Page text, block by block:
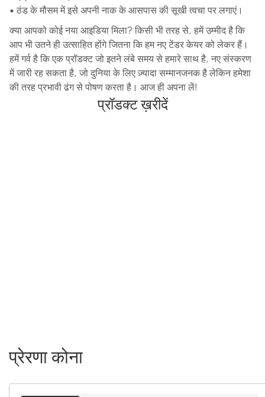
• ठंड के मौसम में इसे अपनी नाक के आसपास की सूखी त्वचा पर लगाएं।
क्या आपको कोई नया आइडिया मिला? किसी भी तरह से, हमें उम्मीद है कि
आप भी उतने ही उत्साहित होंगे जितना कि हम नए टेंडर केयर को लेकर हैं।
हमें गर्व है कि एक प्रॉडक्ट जो इतने लंबे समय से हमारे साथ है, नए संस्करण
में जारी रह सकता है, जो दुनिया के लिए ज़्यादा सम्मानजनक है लेकिन हमेशा
की तरह प्रभावी ढंग से पोषण करता है। आज ही अपना लें!
प्रॉडक्ट ख़रीदें
प्रेरणा कोना